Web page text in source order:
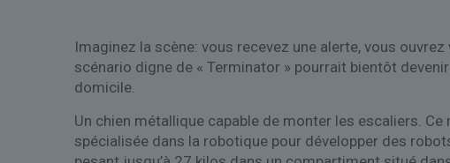
Imaginez la scène: vous recevez une alerte, vous
scénario digne de « Terminator » pourrait bientôt
domicile.
Un chien métallique capable de monter les escaliers.
spécialisée dans la robotique pour développer des